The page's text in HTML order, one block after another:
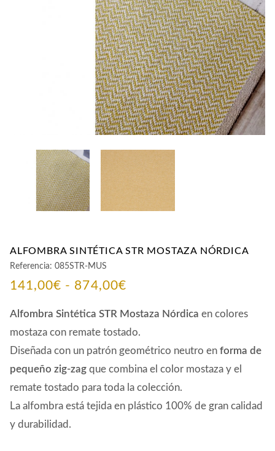
ALFOMBRA SINTÉTICA STR MOSTAZA NÓRDICA
Referencia: 085STR-MUS
141,00€ - 874,00€Rango
de
precios:
desde
141,00€
hasta
Alfombra Sintética STR Mostaza Nórdica en colores
mostaza con remate tostado.
Diseñada con un patrón geométrico neutro en forma de
pequeño zig-zag que combina el color mostaza y el
remate tostado para toda la colección.
La alfombra está tejida en plástico 100% de gran calidad
y durabilidad.